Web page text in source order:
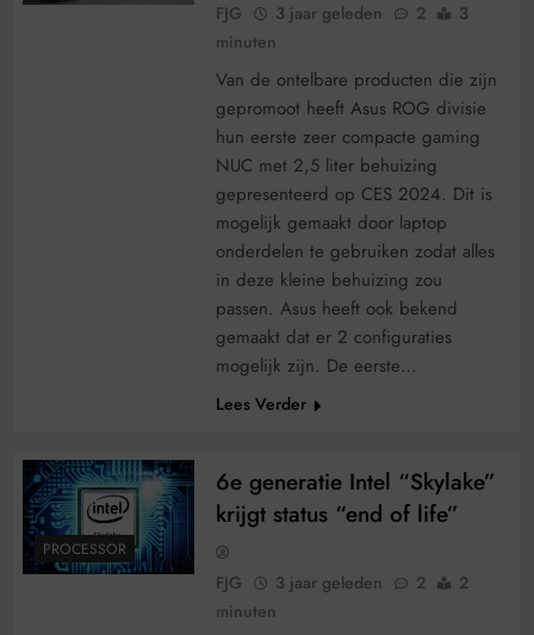
FJG 3 jaar geleden 2
3
minuten
Van de ontelbare producten die zijn
gepromoot heeft Asus ROG divisie
hun eerste zeer compacte gaming
NUC met 2,5 liter behuizing
gepresenteerd op CES 2024. Dit is
mogelijk gemaakt door laptop
onderdelen te gebruiken zodat alles
in deze kleine behuizing zou
passen. Asus heeft ook bekend
gemaakt dat er 2 configuraties
mogelijk zijn. De eerste…
Lees Verder
PROCESSOR
6e generatie Intel “Skylake”
krijgt status “end of life”
FJG 3 jaar geleden 2
2
minuten